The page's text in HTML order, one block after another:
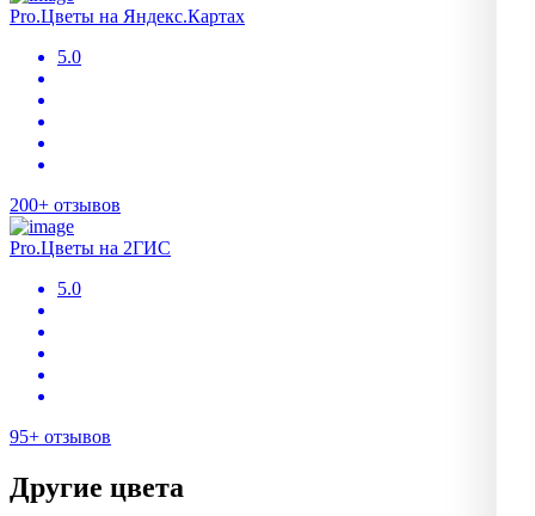
Pro.Цветы на Яндекс.Картах
5.0
200+ отзывов
Pro.Цветы на 2ГИС
5.0
95+ отзывов
Другие цвета